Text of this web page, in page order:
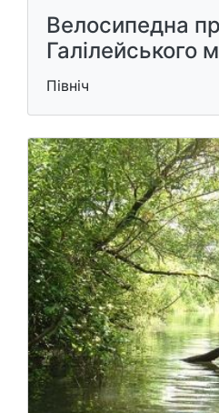
Велосипедна
Галілейського
Північ